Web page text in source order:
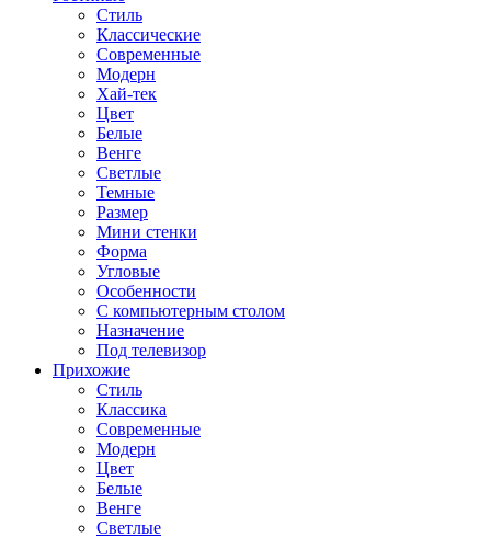
Стиль
Классические
Современные
Модерн
Хай-тек
Цвет
Белые
Венге
Светлые
Темные
Размер
Мини стенки
Форма
Угловые
Особенности
С компьютерным столом
Назначение
Под телевизор
Прихожие
Стиль
Классика
Современные
Модерн
Цвет
Белые
Венге
Светлые